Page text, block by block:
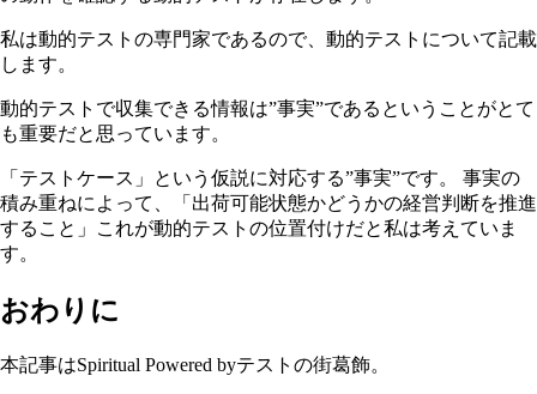
私は動的テストの専門家であるので、動的テストについて記載
します。
動的テストで収集できる情報は”事実”であるということがとて
も重要だと思っています。
「テストケース」という仮説に対応する”事実”です。 事実の
積み重ねによって、「出荷可能状態かどうかの経営判断を推進
すること」これが動的テストの位置付けだと私は考えていま
す。
おわりに
本記事はSpiritual Powered byテストの街葛飾。